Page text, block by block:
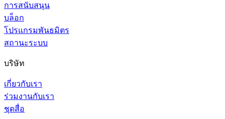
การสนับสนุน
บล็อก
โปรแกรมพันธมิตร
สถานะระบบ
บริษัท
เกี่ยวกับเรา
ร่วมงานกับเรา
ชุดสื่อ